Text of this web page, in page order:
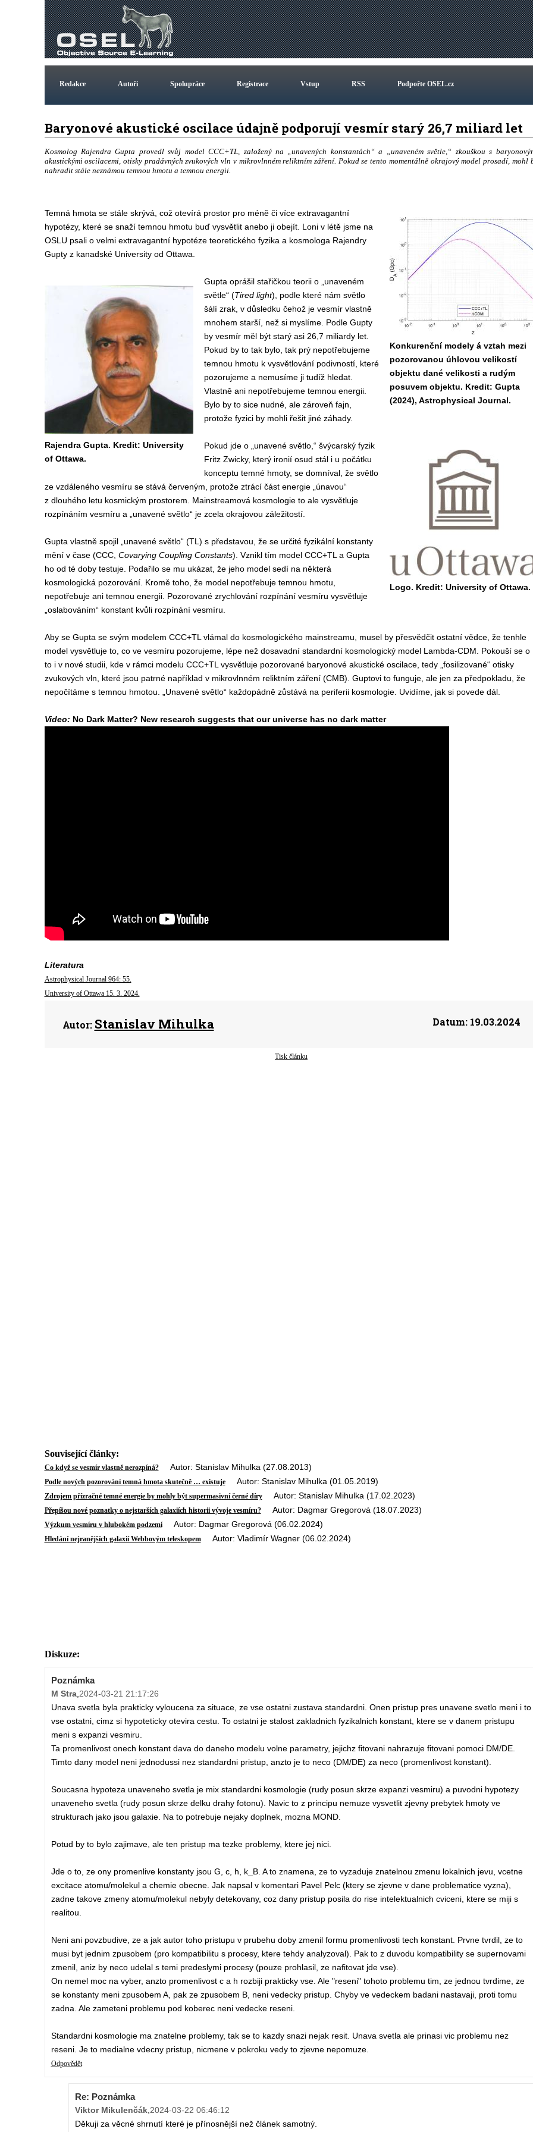
Redakce Autoři Spolupráce Registrace Vstup RSS Podpořte OSEL.cz
Baryonové akustické oscilace údajně podporují vesmír starý 26,7 miliard let
Kosmolog Rajendra Gupta provedl svůj model CCC+TL, založený na „unavených konstantách“ a „unaveném světle,“ zkouškou s
akustickými oscilacemi, otisky pradávných zvukových vln v mikrovlnném reliktním záření. Pokud se tento momentálně okrajový model prosadí, mohl
nahradit stále neznámou temnou hmotu a temnou energii.
Konkurenční modely á vztah mezi
pozorovanou úhlovou velikostí
objektu dané velikosti a rudým
posuvem objektu. Kredit: Gupta
(2024), Astrophysical Journal.
Temná hmota se stále skrývá, což otevírá prostor pro méně či více extravagantní
hypotézy, které se snaží temnou hmotu buď vysvětlit anebo ji obejít. Loni v létě jsme na
OSLU psali o velmi extravagantní hypotéze teoretického fyzika a kosmologa Rajendry
Gupty z kanadské University od Ottawa.
Rajendra Gupta. Kredit: University
of Ottawa.
Gupta oprášil stařičkou teorii o „unaveném
světle“ (Tired light), podle které nám světlo
šálí zrak, v důsledku čehož je vesmír vlastně
mnohem starší, než si myslíme. Podle Gupty
by vesmír měl být starý asi 26,7 miliardy let.
Pokud by to tak bylo, tak prý nepotřebujeme
temnou hmotu k vysvětlování podivností, které
pozorujeme a nemusíme ji tudíž hledat.
Vlastně ani nepotřebujeme temnou energii.
Bylo by to sice nudné, ale zároveň fajn,
protože fyzici by mohli řešit jiné záhady.
Logo. Kredit: University of Ottawa.
Pokud jde o „unavené světlo,“ švýcarský fyzik
Fritz Zwicky, který ironií osud stál i u počátku
konceptu temné hmoty, se domníval, že světlo
ze vzdáleného vesmíru se stává červeným, protože ztrácí část energie „únavou“
z dlouhého letu kosmickým prostorem. Mainstreamová kosmologie to ale vysvětluje
rozpínáním vesmíru a „unavené světlo“ je zcela okrajovou záležitostí.
Gupta vlastně spojil „unavené světlo“ (TL) s představou, že se určité fyzikální konstanty
mění v čase (CCC, Covarying Coupling Constants). Vznikl tím model CCC+TL a Gupta
ho od té doby testuje. Podařilo se mu ukázat, že jeho model sedí na některá
kosmologická pozorování. Kromě toho, že model nepotřebuje temnou hmotu,
nepotřebuje ani temnou energii. Pozorované zrychlování rozpínání vesmíru vysvětluje
„oslabováním“ konstant kvůli rozpínání vesmíru.
Aby se Gupta se svým modelem CCC+TL vlámal do kosmologického mainstreamu, musel by přesvědčit ostatní vědce, že tenhle
model vysvětluje to, co ve vesmíru pozorujeme, lépe než dosavadní standardní kosmologický model Lambda-CDM. Pokouší se o
to i v nové studii, kde v rámci modelu CCC+TL vysvětluje pozorované baryonové akustické oscilace, tedy „fosilizované“ otisky
zvukových vln, které jsou patrné například v mikrovlnném reliktním záření (CMB). Guptovi to funguje, ale jen za předpokladu, že
nepočítáme s temnou hmotou. „Unavené světlo“ každopádně zůstává na periferii kosmologie. Uvidíme, jak si povede dál.
Video: No Dark Matter? New research suggests that our universe has no dark matter
Literatura
Astrophysical Journal 964: 55.
University of Ottawa 15. 3. 2024.
Autor: Stanislav Mihulka Datum:19.03.2024
Tisk článku
Související články:
Co když se vesmír vlastně nerozpíná?Autor: Stanislav Mihulka (27.08.2013)
Podle nových pozorování temná hmota skutečně … existujeAutor: Stanislav Mihulka (01.05.2019)
Zdrojem přízračné temné energie by mohly být supermasivní černé díryAutor: Stanislav Mihulka (17.02.2023)
Přepíšou nové poznatky o nejstarších galaxiích historii vývoje vesmíru?Autor: Dagmar Gregorová (18.07.2023)
Výzkum vesmíru v hlubokém podzemíAutor: Dagmar Gregorová (06.02.2024)
Hledání nejranějších galaxií Webbovým teleskopemAutor: Vladimír Wagner (06.02.2024)
Diskuze:
Poznámka
M Stra,2024-03-21 21:17:26
Unava svetla byla prakticky vyloucena za situace, ze vse ostatni zustava standardni. Onen pristup pres unavene svetlo meni i to
vse ostatni, cimz si hypoteticky otevira cestu. To ostatni je stalost zakladnich fyzikalnich konstant, ktere se v danem pristupu
meni s expanzi vesmiru.
Ta promenlivost onech konstant dava do daneho modelu volne parametry, jejichz fitovani nahrazuje fitovani pomoci DM/DE.
Timto dany model neni jednodussi nez standardni pristup, anzto je to neco (DM/DE) za neco (promenlivost konstant).
Soucasna hypoteza unaveneho svetla je mix standardni kosmologie (rudy posun skrze expanzi vesmiru) a puvodni hypotezy
unaveneho svetla (rudy posun skrze delku drahy fotonu). Navic to z principu nemuze vysvetlit zjevny prebytek hmoty ve
strukturach jako jsou galaxie. Na to potrebuje nejaky doplnek, mozna MOND.
Potud by to bylo zajimave, ale ten pristup ma tezke problemy, ktere jej nici.
Jde o to, ze ony promenlive konstanty jsou G, c, h, k_B. A to znamena, ze to vyzaduje znatelnou zmenu lokalnich jevu, vcetne
excitace atomu/molekul a chemie obecne. Jak napsal v komentari Pavel Pelc (ktery se zjevne v dane problematice vyzna),
zadne takove zmeny atomu/molekul nebyly detekovany, coz dany pristup posila do rise intelektualnich cviceni, ktere se miji s
realitou.
Neni ani povzbudive, ze a jak autor toho pristupu v prubehu doby zmenil formu promenlivosti tech konstant. Prvne tvrdil, ze to
musi byt jednim zpusobem (pro kompatibilitu s procesy, ktere tehdy analyzoval). Pak to z duvodu kompatibility se supernovami
zmenil, aniz by neco udelal s temi predeslymi procesy (pouze prohlasil, ze nafitovat jde vse).
On nemel moc na vyber, anzto promenlivost c a h rozbiji prakticky vse. Ale "reseni" tohoto problemu tim, ze jednou tvrdime, ze
se konstanty meni zpusobem A, pak ze zpusobem B, neni vedecky pristup. Chyby ve vedeckem badani nastavaji, proti tomu
zadna. Ale zameteni problemu pod koberec neni vedecke reseni.
Standardni kosmologie ma znatelne problemy, tak se to kazdy snazi nejak resit. Unava svetla ale prinasi vic problemu nez
reseni. Je to medialne vdecny pristup, nicmene v pokroku vedy to zjevne nepomuze.
Odpovědět
Re: Poznámka
Viktor Mikulenčák,2024-03-22 06:46:12
Děkuji za věcné shrnutí které je přínosnější než článek samotný.